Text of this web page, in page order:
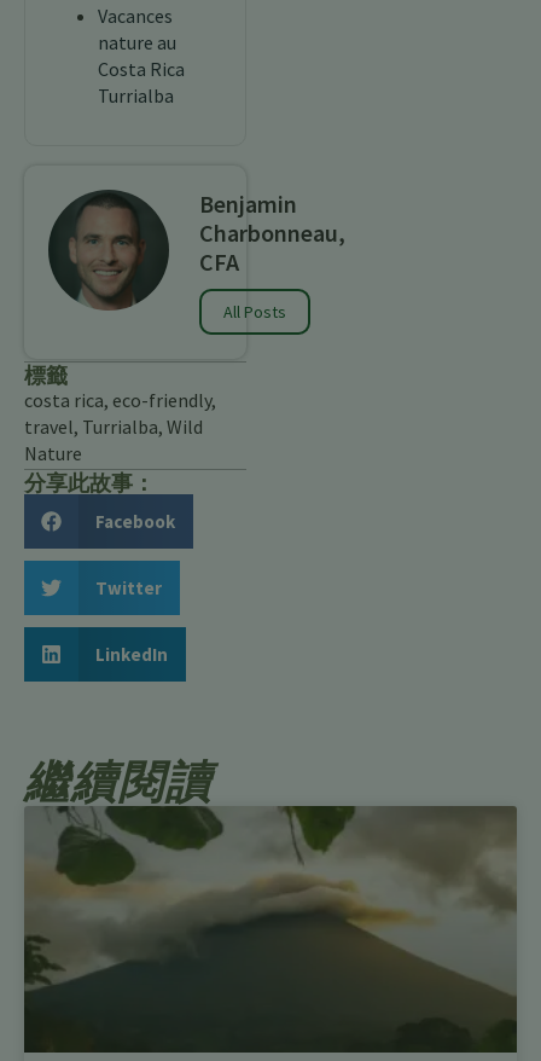
Vacances
nature au
Costa Rica
Turrialba
Benjamin
Charbonneau,
CFA
All Posts
標籤
costa rica, eco-friendly,
travel, Turrialba, Wild
Nature
分享此故事：
Facebook
Twitter
LinkedIn
繼續閱讀